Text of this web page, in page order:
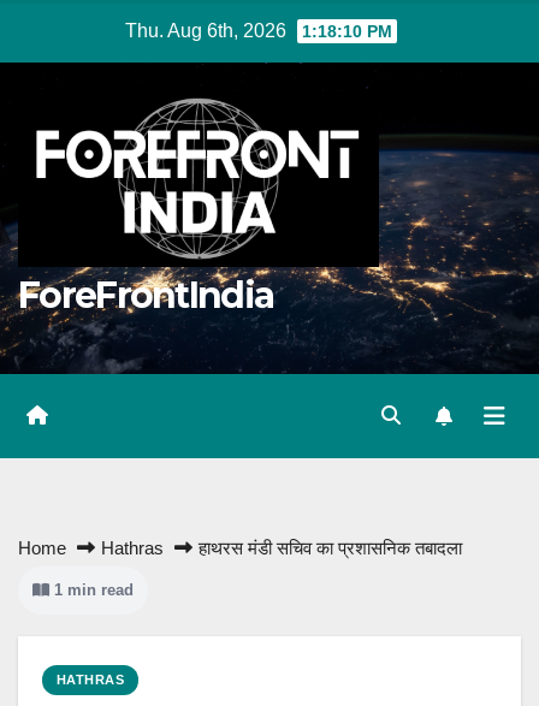
Thu. Aug 6th, 2026 1:18:10 PM
ForeFrontIndia
Home Hathras हाथरस मंडी सचिव का प्रशासनिक तबादला
1 min read
HATHRAS